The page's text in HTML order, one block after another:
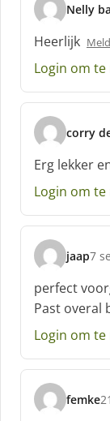
Nelly
s
c
h
r
e
f
:
Heerlijk
Login om
corry
s
c
h
r
e
f
:
Erg lekker
Login om
jaap
s
h
r
e
f
7
perfect
Past overal
Login om
femke
s